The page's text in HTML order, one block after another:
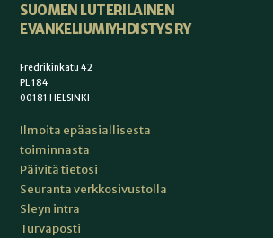
SUOMEN LUTERILAINEN
EVANKELIUMIYHDISTYS RY
Fredrikinkatu 42
PL 184
00181 HELSINKI
Ilmoita epäasiallisesta
toiminnasta
Päivitä tietosi
Seuranta verkkosivustolla
Sleyn intra
Turvaposti